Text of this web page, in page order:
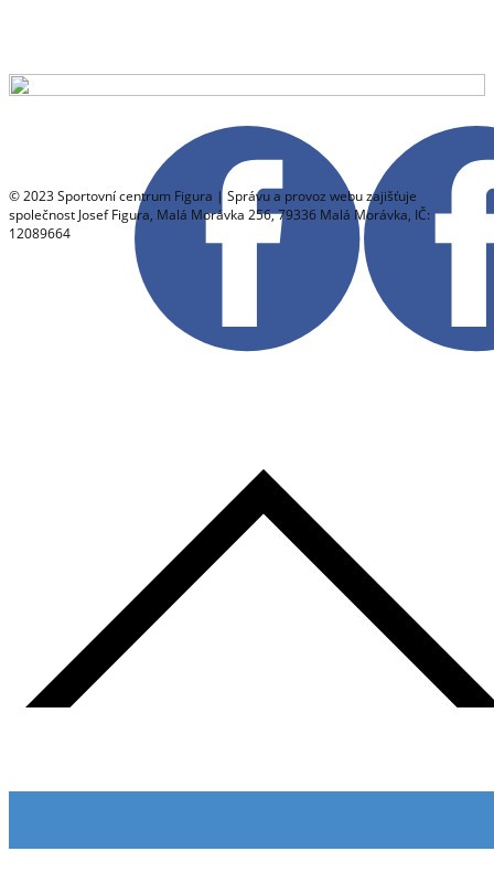
© 2023 Sportovní centrum Figura | Správu a provoz webu zajišťuje
společnost Josef Figura, Malá Morávka 256, 79336 Malá Morávka, IČ:
12089664